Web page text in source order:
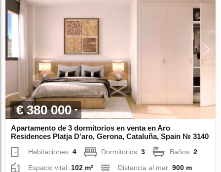
€ 380 000
Apartamento de 3 dormitorios en venta en Aro
Residences Platja D'aro, Gerona, Cataluña, Spain № 3140
Habitaciones:4 Dormitorios:3 Baños:2
Espacio vital: 102 m² Distancia al mar:900 m